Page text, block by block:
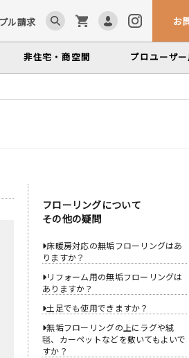
ル請求 お
ム「見る木活かす木」
いプロフィールや科学的データを検索
ンテナンスサービス
非住宅・商空間 プロユーザ
フローリングについて
その他の疑問
床暖房対応の無垢フローリングはあ
りますか？
リフォーム用の無垢フローリングは
ありますか？
土足でも使用できますか？
無垢フローリングの上にラグや絨
毯、カーペットなどを敷いてもよいで
すか？